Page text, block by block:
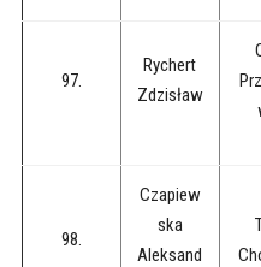
97.
Rychert
Zdzisław
98.
Czapiew
ska
Aleksand